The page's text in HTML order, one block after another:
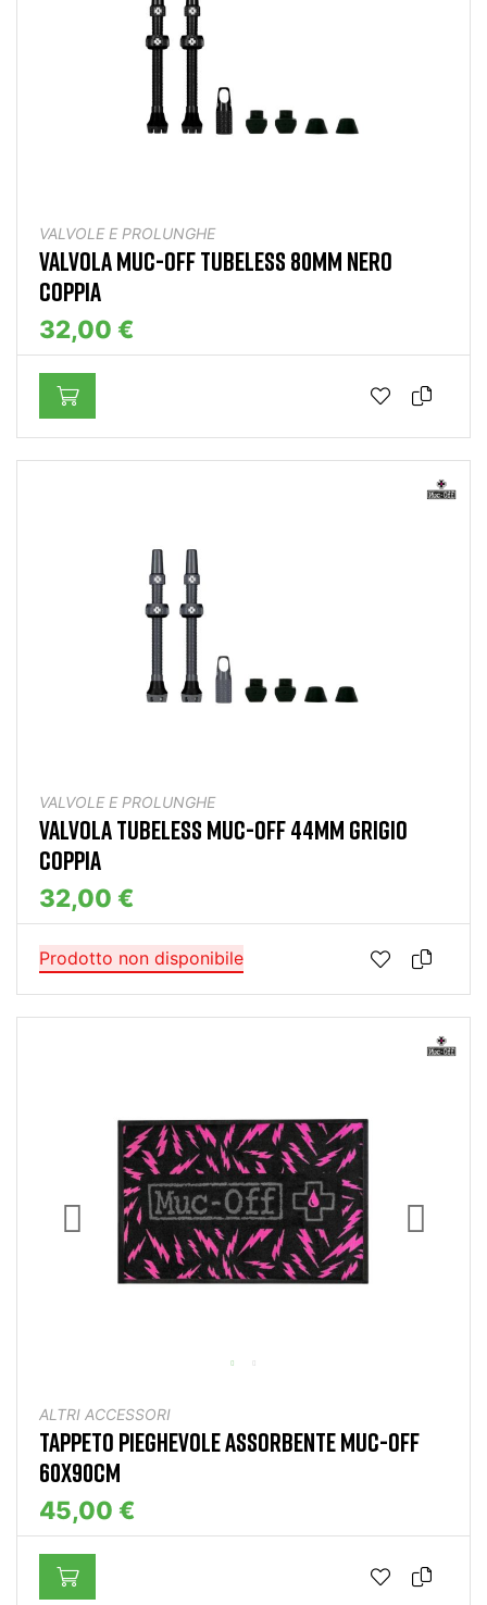
VALVOLE E PROLUNGHE
VALVOLA MUC-OFF TUBELESS 80MM NERO
COPPIA
32,00 €
VALVOLE E PROLUNGHE
VALVOLA TUBELESS MUC-OFF 44MM GRIGIO
COPPIA
32,00 €
Prodotto non disponibile
ALTRI ACCESSORI
TAPPETO PIEGHEVOLE ASSORBENTE MUC-OFF
60X90CM
45,00 €